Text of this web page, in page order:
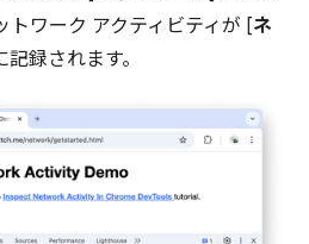
トワーク アクティビティが [ネ
記録されます。